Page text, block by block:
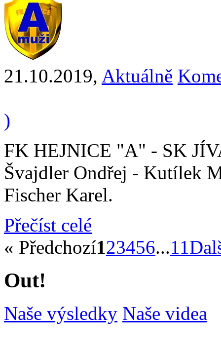
21.10.2019, Aktuálně
)
FK HEJNICE "A" - SK
Švajdler Ondřej - Kutílek
Fischer Karel.
Přečíst celé
« Předchozí123456...11
Out!
Naše výsledky Naše videa